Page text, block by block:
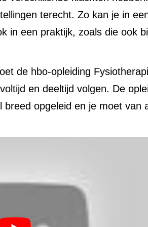
terecht. Zo kan je in
in een praktijk, zoals die ook
de hbo-opleiding
en deeltijd volgen. De
opgeleid en je moet van